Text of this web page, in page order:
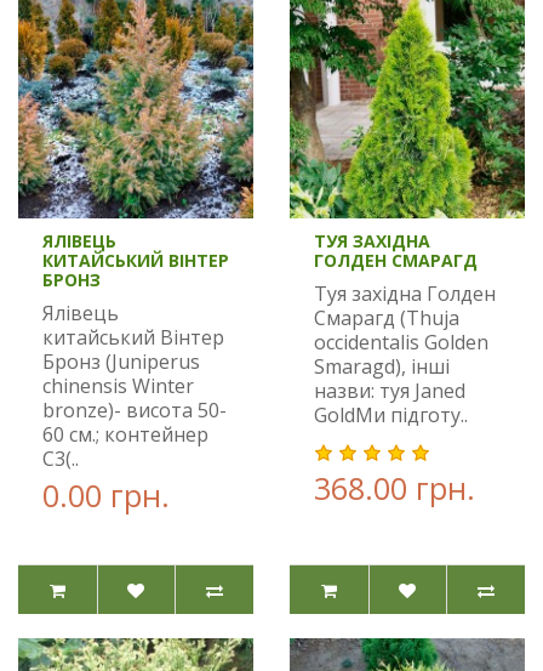
ЯЛІВЕЦЬ
КИТАЙСЬКИЙ ВІНТЕР
БРОНЗ
Ялівець
китайський Вінтер
Бронз (Juniperus
chinensis Winter
bronze)- висота 50-
60 см.; контейнер
С3(..
0.00 грн.
ТУЯ ЗАХІДНА
ГОЛДЕН СМАРАГД
Туя західна Голден
Смарагд (Thuja
occidentalis Golden
Smaragd), інші
назви: туя Janed
GoldМи підготу..
368.00 грн.